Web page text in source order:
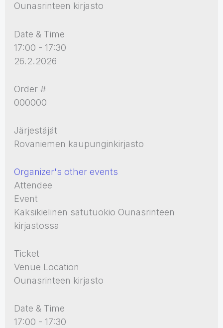
Ounasrinteen kirjasto
Date & Time
17:00 - 17:30
26.2.2026
Order #
000000
Järjestäjät
Rovaniemen kaupunginkirjasto
Organizer's other events
Attendee
Event
Kaksikielinen satutuokio Ounasrinteen
kirjastossa
Ticket
Venue Location
Ounasrinteen kirjasto
Date & Time
17:00 - 17:30